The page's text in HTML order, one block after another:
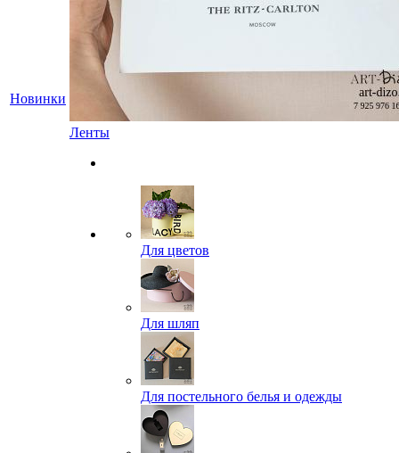
Новинки
Ленты
Для цветов
Для шляп
Для постельного белья и одежды